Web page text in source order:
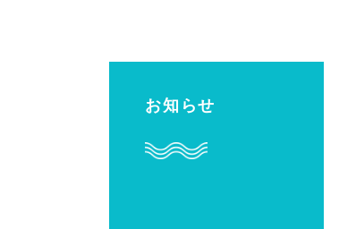
お知らせ